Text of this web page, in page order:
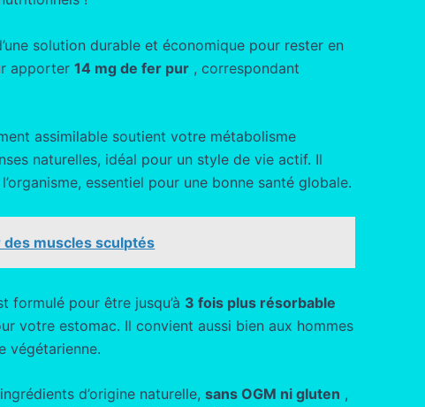
solution durable et économique pour rester en
apporter14 mg de fer pur , correspondant
assimilable soutient votre métabolisme
naturelles, idéal pour un style de vie actif. Il
essentiel pour une bonne santé globale.
muscles sculptés
formulé pour être jusqu’à 3 fois plus résorbable
votre estomac. Il convient aussi bien aux hommes
végétarienne.
d’origine naturelle, sans OGM ni gluten ,